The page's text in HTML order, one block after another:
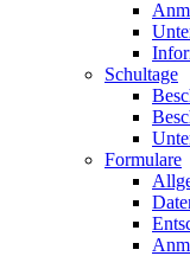
Schultage
Formulare